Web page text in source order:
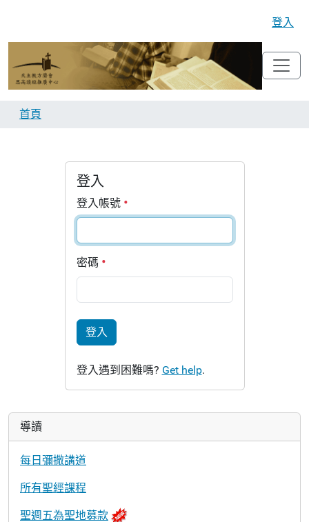
登入
首頁
登入
登入帳號
密碼
登入
登入遇到困難嗎? Get help.
導讀
每日彌撒講道
所有聖經課程
聖週五為聖地募款